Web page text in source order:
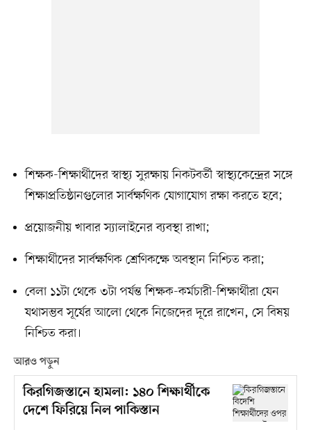
শিক্ষক-শিক্ষার্থীদের স্বাস্থ্য সুরক্ষায় নিকটবর্তী স্বাস্থ্যকেন্দ্রের সঙ্গে
শিক্ষাপ্রতিষ্ঠানগুলোর সার্বক্ষণিক যোগাযোগ রক্ষা করতে হবে;
প্রয়োজনীয় খাবার স্যালাইনের ব্যবস্থা রাখা;
শিক্ষার্থীদের সার্বক্ষণিক শ্রেণিকক্ষে অবস্থান নিশ্চিত করা;
বেলা ১১টা থেকে ৩টা পর্যন্ত শিক্ষক-কর্মচারী-শিক্ষার্থীরা যেন
যথাসম্ভব সূর্যের আলো থেকে নিজেদের দূরে রাখেন, সে বিষয়
নিশ্চিত করা।
আরও পড়ুন
কিরগিজস্তানে হামলা: ১৪০ শিক্ষার্থীকে
দেশে ফিরিয়ে নিল পাকিস্তান